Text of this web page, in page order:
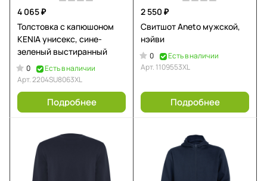
4 065 ₽
Толстовка с капюшоном
KENIA унисекс, сине-
зеленый выстиранный
0
Есть в наличии
Арт.2204SU8063XL
Подробнее
2 550 ₽
Свитшот Aneto мужской,
нэйви
0
Есть в наличии
Арт. 1109553XL
Подробнее